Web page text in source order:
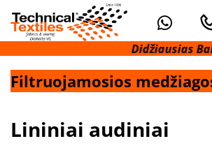
Didžiausias
Filtruojamosios
Lininiai audiniai